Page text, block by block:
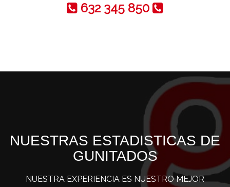
632 345 850
NUESTRAS ESTADISTICAS DE
GUNITADOS
NUESTRA EXPERIENCIA ES NUESTRO MEJOR